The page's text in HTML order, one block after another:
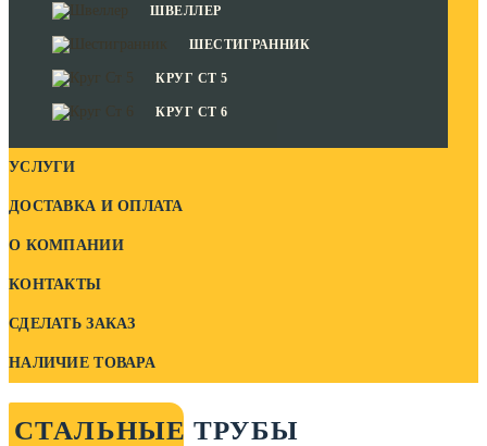
ШВЕЛЛЕР
ШЕСТИГРАННИК
КРУГ СТ 5
КРУГ СТ 6
УСЛУГИ
ДОСТАВКА И ОПЛАТА
О КОМПАНИИ
КОНТАКТЫ
СДЕЛАТЬ ЗАКАЗ
НАЛИЧИЕ ТОВАРА
СТАЛЬНЫЕ ТРУБЫ